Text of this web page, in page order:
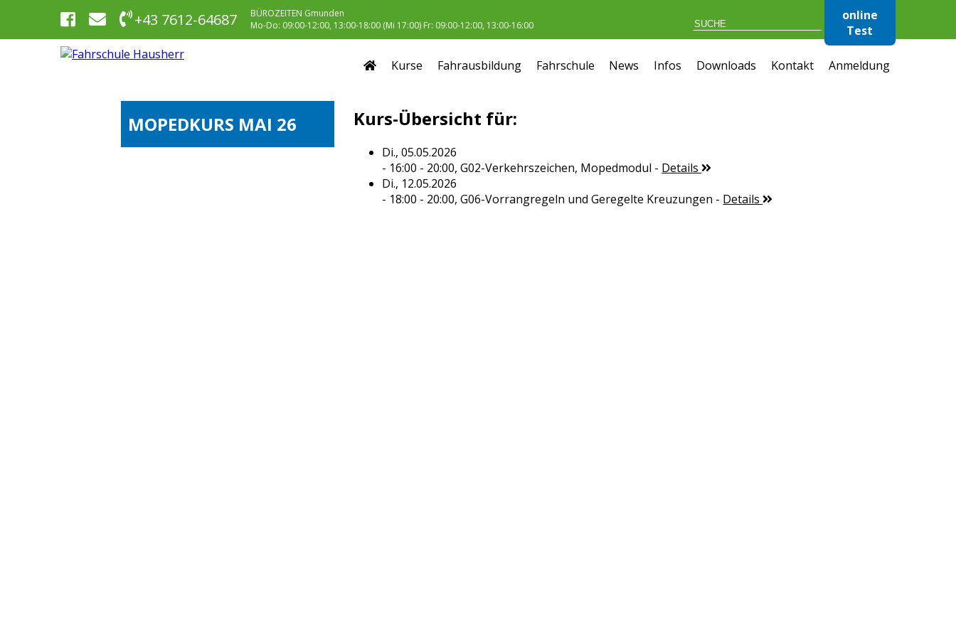
+43 7612-64687
BÜROZEITEN Gmunden
Mo-Do: 09:00-12:00, 13:00-18:00 (Mi 17:00) Fr: 09:00-12:00, 13:00-16:00
online
Test
Kurse Fahrausbildung Fahrschule News Infos Downloads Kontakt Anmeldung
MOPEDKURS MAI 26 Kurs-Übersicht für:
Di., 05.05.2026
- 16:00 - 20:00, G02-Verkehrszeichen, Mopedmodul - Details
Di., 12.05.2026
- 18:00 - 20:00, G06-Vorrangregeln und Geregelte Kreuzungen - Details